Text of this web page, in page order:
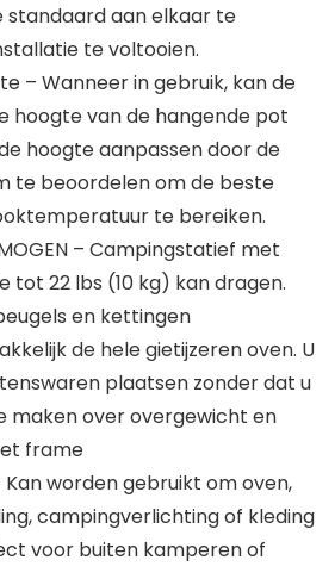
standaard aan elkaar te
te voltooien.
– Wanneer in gebruik, kan de
hoogte van de hangende pot
hoogte aanpassen door de
te beoordelen om de beste
te bereiken.
– Campingstatief met
tot 22 lbs (10 kg) kan dragen.
en kettingen
de hele gietijzeren oven. U
plaatsen zonder dat u
maken over overgewicht en
frame
worden gebruikt om oven,
campingverlichting of kleding
voor buiten kamperen of